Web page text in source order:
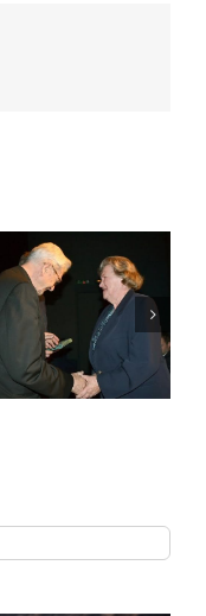
Zmarła Wanda
Czubernatowa